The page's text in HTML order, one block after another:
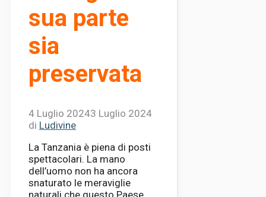
sua parte
sia
preservata
4 Luglio 20243 Luglio 2024
di Ludivine
La Tanzania è piena di posti
spettacolari. La mano
dell’uomo non ha ancora
snaturato le meraviglie